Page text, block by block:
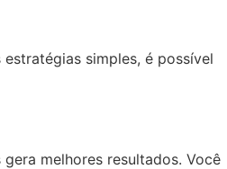
simples, é possível
melhores resultados. Você